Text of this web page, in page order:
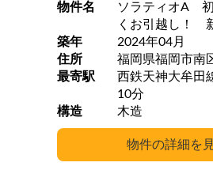
物件名
ソラティオA
くお引越し！
築年
2024年04月
住所
福岡県福岡市南
最寄駅
西鉄天神大牟田線 高
10分
構造
木造